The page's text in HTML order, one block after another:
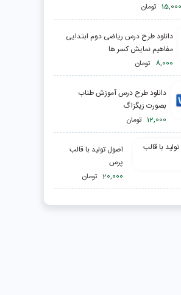
15,000 تومان
دانلود طرح درس ریاضی دوم ابتدایی
مفاهیم نمایش کسر ها
8,000 تومان
دانلود طرح درس آموزش طناب
بصورت زیگزاگ
12,000 تومان
اصول تولید با قالب
پرس
20,000 تومان